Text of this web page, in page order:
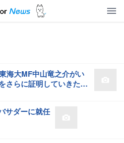
海大MF中山竜之介がい
さらに証明していきた
サダーに就任